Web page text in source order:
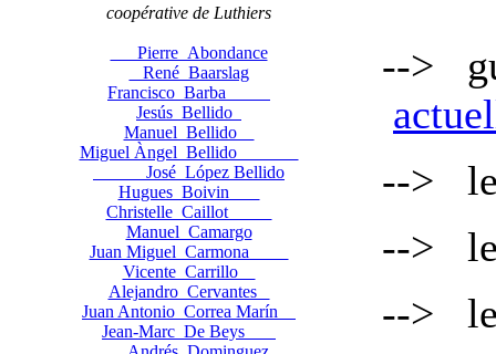
coopérative de Luthiers
Pierre Abondance
René Baarslag
Francisco Barba
Jesús Bellido
Manuel Bellido
Miguel Àngel Bellido
José López Bellido
Hugues Boivin
Christelle Caillot
Manuel Camargo
Juan Miguel Carmona
Vicente Carrillo
Alejandro Cervantes
Juan Antonio Correa Marín
Jean-Marc De Beys
-->
-->
-->
-->